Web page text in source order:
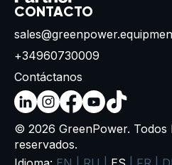
CONTACTO
+34960730009
Contáctanos
© 2026 GreenPower. Todos
reservados.